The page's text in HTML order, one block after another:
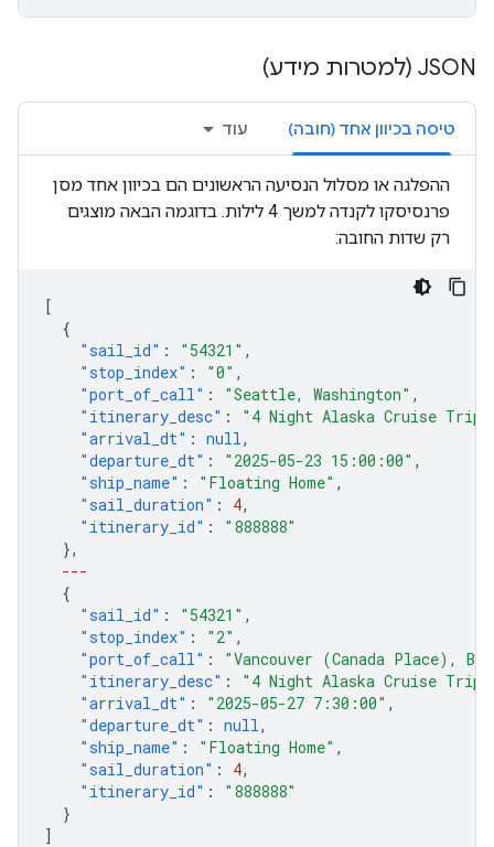
‫JSON (למטרות מידע)
טיסה בכיוון אחד (חובה) עוד
ההפלגה או מסלול הנסיעה הראשונים הם בכיוון אחד מסן
פרנסיסקו לקנדה למשך 4 לילות. בדוגמה הבאה מוצגים
רק שדות החובה:
[
{
"sail_id" : "54321" ,
"stop_index" : "0" ,
"port_of_call" : "Seattle, Washington" ,
"itinerary_desc" : "4 Night Alaska Cruise Trip"
"arrival_dt" : null,
"departure_dt" : "2025-05-23 15:00:00" ,
"ship_name" : "Floating Home" ,
"sail_duration" : 4,
"itinerary_id" :
"888888"
},
---
{
"sail_id" : "54321" ,
"stop_index" : "2" ,
"port_of_call" :
"Vancouver (Canada Place),
"itinerary_desc" : "4 Night Alaska Cruise Trip"
"arrival_dt" : "2025-05-27 7:30:00" ,
"departure_dt" : null,
"ship_name" : "Floating Home" ,
"sail_duration" : 4,
"itinerary_id" :
"888888"
}
]